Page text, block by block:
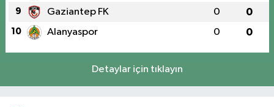
9 Gaziantep FK 0 0
10 Alanyaspor 0 0
Detaylar için tıklayın